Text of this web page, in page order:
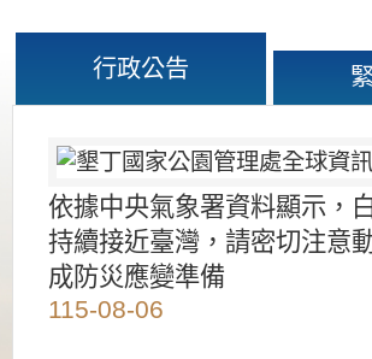
行政公告
依據中央氣象署資料顯示，
持續接近臺灣，請密切注意
成防災應變準備
115-08-06